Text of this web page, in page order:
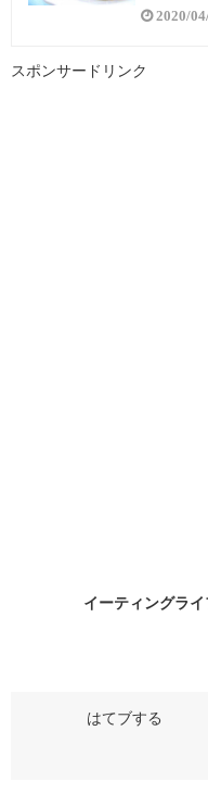
2020/
スポンサードリンク
イーティングラ